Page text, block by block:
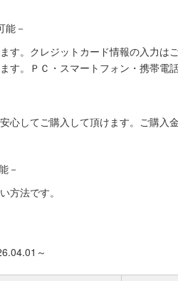
能－
す。クレジットカード情報の入力は
。ＰＣ・スマートフォン・携帯電
心してご購入して頂けます。ご購入
－
方法です。
～